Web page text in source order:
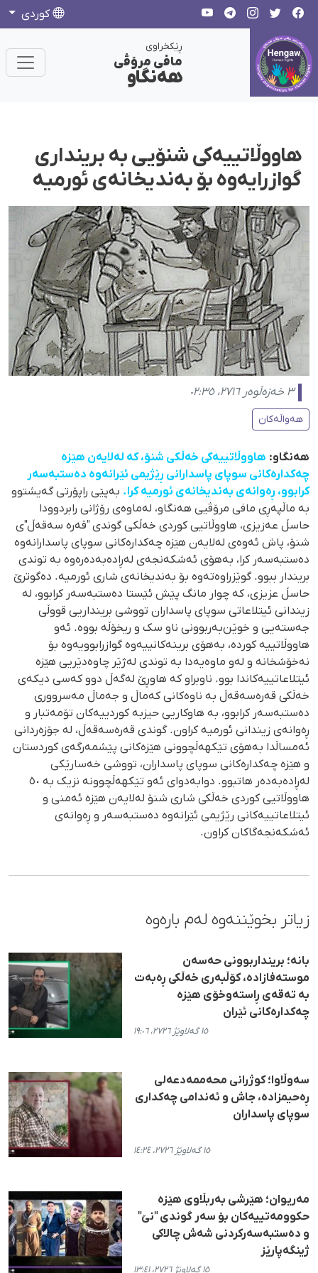
كوردی
ڕێکخراوی
مافی مرۆڤی
هەنگاو
هاووڵاتییەکی شنۆیی بە برینداری
گوازرایەوە بۆ بەندیخانەی ئورمیه
٣ خەزەڵوەر ٢٧١٦، ٠٢:٣٥
هەواڵەکان
هەنگاو: هاووڵاتییەکی خەڵكی شنۆ، کە له‌لایەن هێزە
چەکدارەکانی سوپای پاسدارانی ڕێژیمی ئێرانەوە دەستبەسەر
کرابوو، ڕەوانەی بەندیخانەی ئورمیه کرا. بەپێی راپۆرتی گەیشتوو
بە ماڵپەڕی مافی مرۆڤیی هەنگاو، لەماوەی رۆژانی رابردوودا
حاسڵ عەزیزی، هاووڵاتیی کوردی خەڵكی گوندی "قەرە سەقەڵ"ی
شنۆ، پاش ئەوەی لەلایەن هێزە چەکدارەکانی سوپای پاسدارانەوە
دەستبەسەر کرا، بەهۆی ئەشکەنجەی لەڕادەبەدەرەوە بە توندی
بریندار ببوو. گوێزراوەتەوە بۆ بەندیخانەی شاری ئورمیە. دەگوترێ
حاسڵ عزیزی، کە چوار مانگ پێش ئێستا دەستبەسەر کرابوو، لە
زیندانی ئیتلاعاتی سوپای پاسداران تووشی برینداریی قووڵی
جەستەیی و خوێن‌بەربوونی ناو سک و ریخۆڵە بووە. ئەو
هاووڵاتییە کوردە، بەهۆی برینەکانییەوە گوازرابوویەوە بۆ
نەخۆشخانە و لەو ماوەیەدا بە توندی لەژێر چاوەدێریی هێزە
ئیتلاعاتییەکاندا بوو. ناوبراو کە هاوڕێ لەگەڵ دوو کەسی دیکەی
خەڵکی قەرەسەقەڵ بە ناوەکانی کەماڵ و جەماڵ مەسرووری
دەستبەسەر کرابوو، بە هاوکاریی حیزبە کوردییەکان تۆمەتبار و
ڕەوانەی زیندانی ئورمیه کراون. گوندی قەرەسەقەڵ، لە جۆزەردانی
ئەمساڵدا بەهۆی تێکهەڵچوونی هێزەکانی پێشمەرگەی کوردستان
و هێزە چەکدارەکانی سوپای پاسداران، تووشی خه‌سارێكی
لەڕادەبەدەر هاتبوو. دوابەدوای ئەو تێکهەڵچوونە نزیک بە ٥٠
هاووڵاتیی کوردی خەڵکی شاری شنۆ لەلایەن هێزە ئەمنی و
ئیتلاعاتییەکانی رێژیمی ئێرانەوە دەستبەسەر و ڕەوانەی
ئەشکەنجەگاکان کراون.
زیاتر بخوێننەوە لەم بارەوە
بانە؛ برینداربوونی حەسەن
موستەفازادە، کۆڵبەری خەڵکی ڕەبەت
بە تەقەی ڕاستەوخۆی هێزە
چەکدارەکانی ئێران
١٥ گەلاوێژ ٢٧٢٦، ١٩:٠٦
سەوڵاوا؛ کوژرانی محەممەدعەلی
ڕەحیمزادە، جاش و ئەندامی چەکداری
سوپای پاسداران
١٥ گەلاوێژ ٢٧٢٦، ١٤:٢٤
مەریوان؛ هێرشی بەربڵاوی هێزە
حکوومەتییەکان بۆ سەر گوندی "نێ"
و دەستبەسەرکردنی شەش چالاکی
ژینگەپارێز
١٥ گەلاوێژ ٢٧٢٦، ١٣:٤١